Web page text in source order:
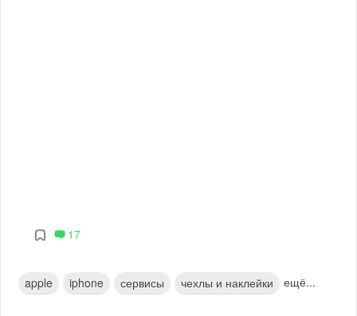
17
apple iphone сервисы чехлы и наклейки ещё...